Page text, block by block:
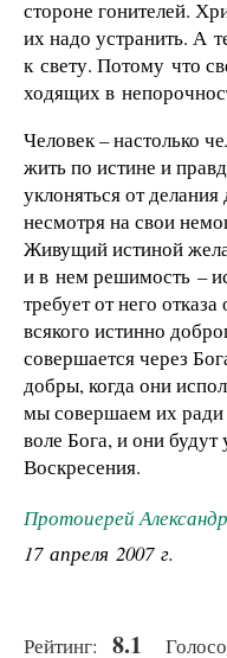
стороне гонителей.
их надо устранить. А
к свету. Потому что
ходящих в
Человек – настолько
жить по истине и
уклоняться от
несмотря на свои
Живущий истиной
и в нем решимость –
требует от него
всякого истинно
совершается через
добры, когда они
мы совершаем их ради
воле Бога, и они
Воскресения.
Протоиерей
17 апреля 2007 г.
Рейтинг: 8.1